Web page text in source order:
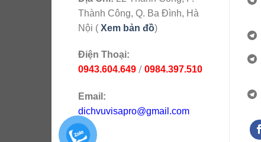
Thành Công, Q. Ba Đình, Hà
Nội ( Xem bản đồ)
Điện Thoại:
0943.604.649 / 0984.397.510
Email:
dichvuvisapro@gmail.com